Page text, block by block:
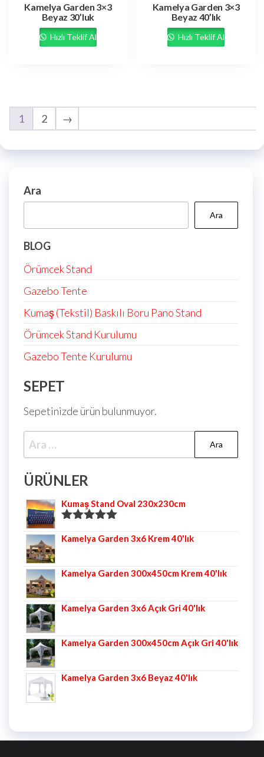
Kamelya Garden 3×3
Beyaz 30’luk
Hızlı Teklif Al
Kamelya Garden 3×3
Beyaz 40’lık
Hızlı Teklif Al
1 2 →
Ara
Ara
BLOG
Örümcek Stand
Gazebo Tente
Kumaş (Tekstil) Baskılı Boru Pano Stand
Örümcek Stand Kurulumu
Gazebo Tente Kurulumu
SEPET
Sepetinizde ürün bulunmuyor.
ÜRÜNLER
Kumaş Stand Oval 230x230cm
5.00oy aldı
Kamelya Garden 3x6 Krem 40'lık
Kamelya Garden 300x450cm Krem 40'lık
Kamelya Garden 3x6 Açık Gri 40'lık
Kamelya Garden 300x450cm Açık Gri 40'lık
Kamelya Garden 3x6 Beyaz 40'lık